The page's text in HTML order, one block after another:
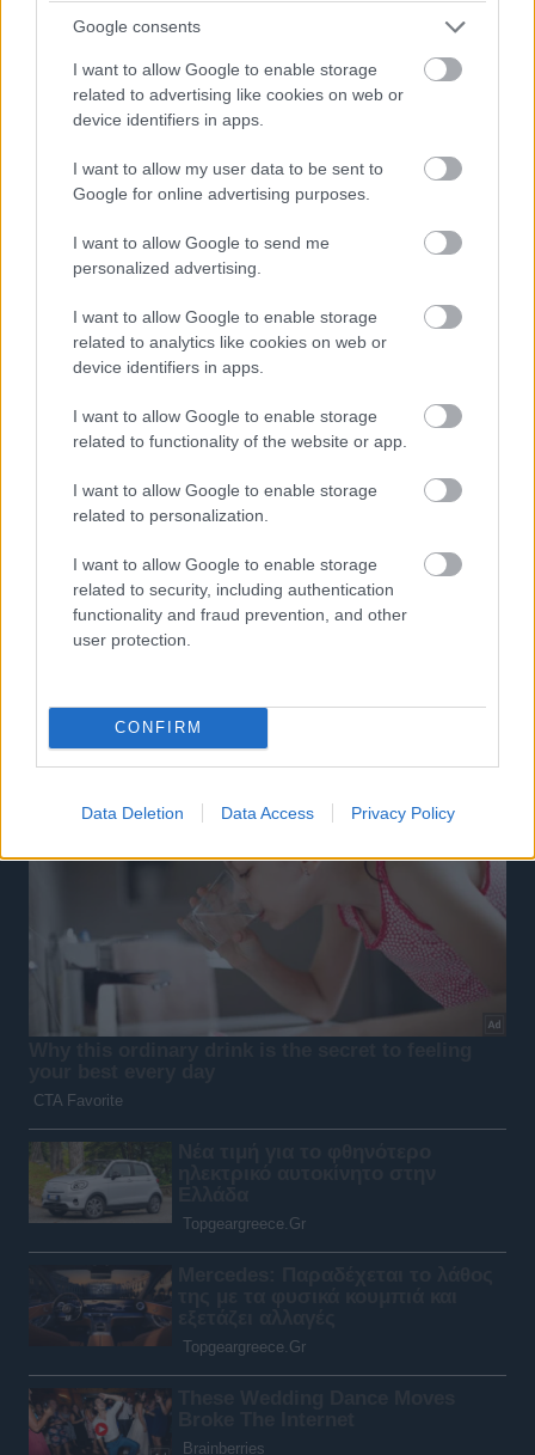
Google consents
I want to allow Google to enable storage
related to advertising like cookies on web or
device identifiers in apps.
I want to allow my user data to be sent to
Google for online advertising purposes.
I want to allow Google to send me
personalized advertising.
I want to allow Google to enable storage
related to analytics like cookies on web or
device identifiers in apps.
I want to allow Google to enable storage
related to functionality of the website or app.
I want to allow Google to enable storage
related to personalization.
I want to allow Google to enable storage
related to security, including authentication
functionality and fraud prevention, and other
user protection.
CONFIRM
Data Deletion Data Access Privacy Policy